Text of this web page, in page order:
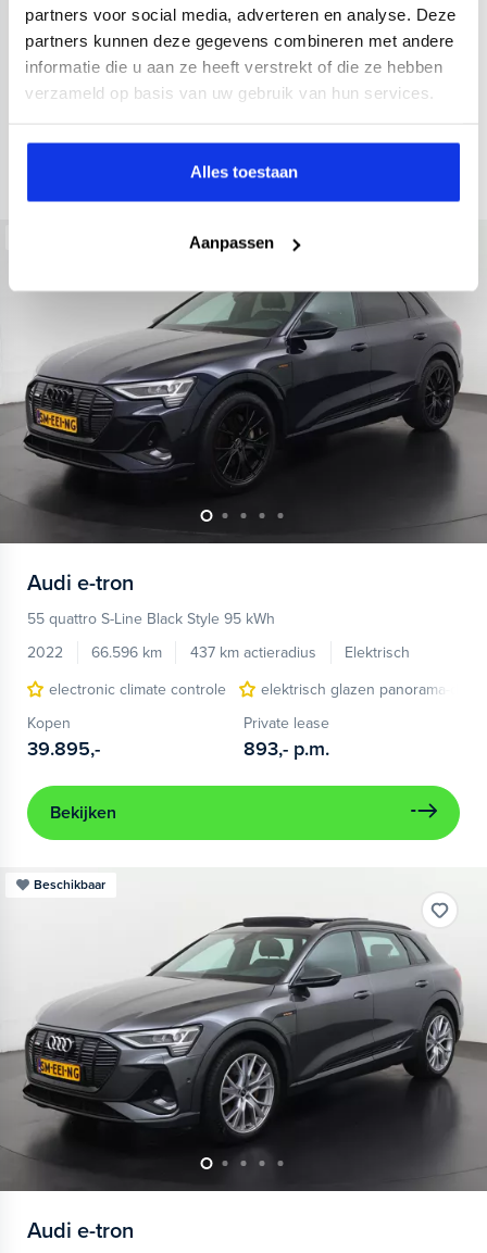
partners voor social media, adverteren en analyse. Deze
partners kunnen deze gegevens combineren met andere
informatie die u aan ze heeft verstrekt of die ze hebben
verzameld op basis van uw gebruik van hun services.
Alles toestaan
Aanpassen
34.998 km 437 km actieradius
Elektrisch
electronic climate controle
elektrisch glazen panorama-dak
Kopen
36.895,-
Private lease
793,- p.m.
Audi e-tron
55 quattro S-Line Black Style 95 kWh
2022
66.596 km 437 km actieradius
Elektrisch
electronic climate controle
elektrisch glazen panorama-dak
Kopen
39.895,-
Private lease
893,- p.m.
Bekijken
Beschikbaar
Audi e-tron